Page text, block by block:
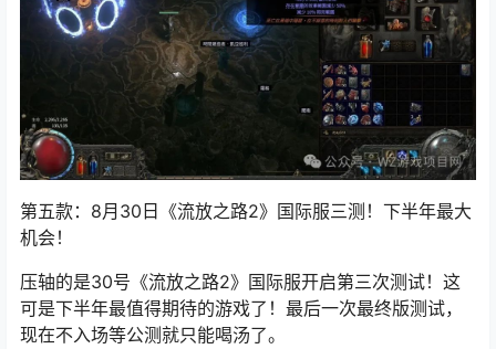
机会！
压轴的是30号《流放之路2》国际服开启第三次测试！这